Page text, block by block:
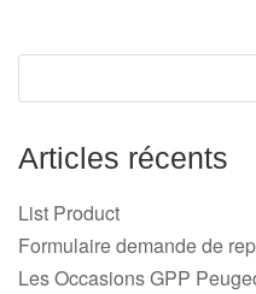
Articles récents
List Product
Formulaire demande de
Les Occasions GPP